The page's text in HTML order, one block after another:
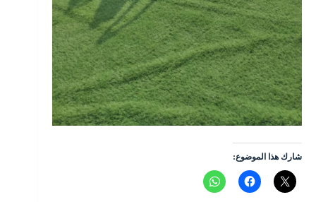
شارك هذا الموضوع: